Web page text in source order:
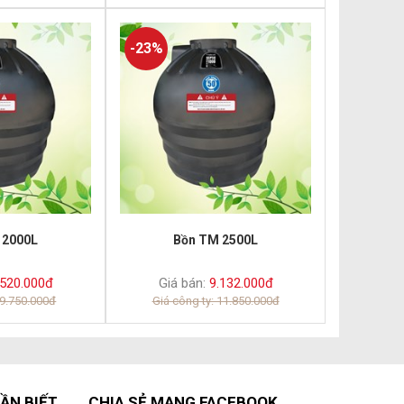
-23%
Bồn TM 2500L
Giá bán: 9.132.000đ
Giá công ty: 11.850.000đ